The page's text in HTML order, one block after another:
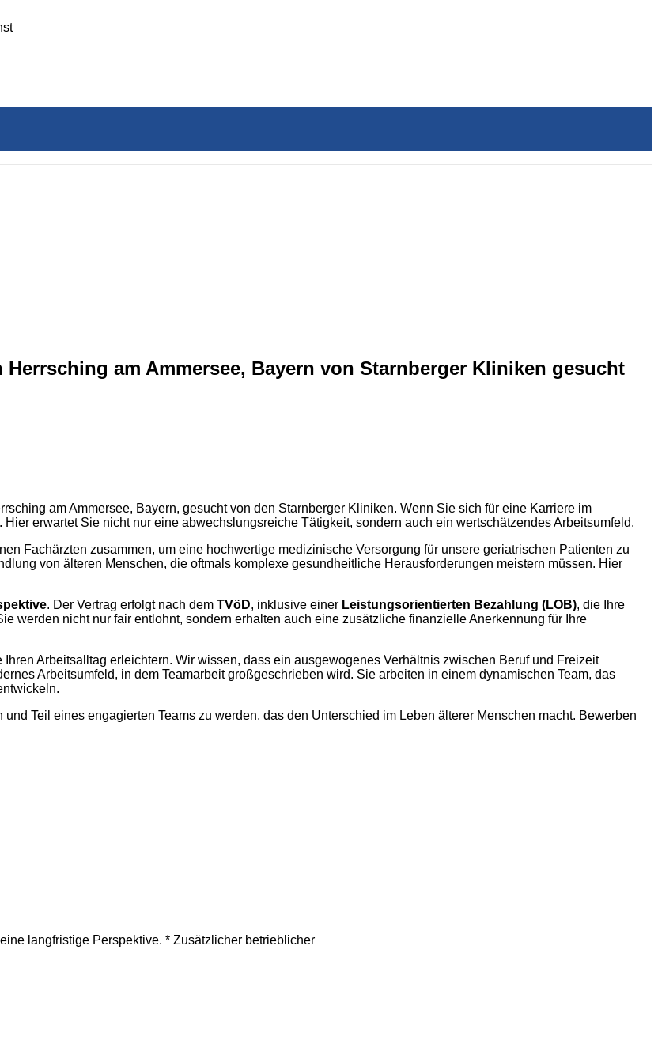
am Ammersee, Bayern von Starnberger Kliniken gesucht
am Ammersee, Bayern, gesucht von den Starnberger Kliniken. Wenn Sie sich für eine Karriere im
erwartet Sie nicht nur eine abwechslungsreiche Tätigkeit, sondern auch ein wertschätzendes Arbeitsumfeld.
Fachärzten zusammen, um eine hochwertige medizinische Versorgung für unsere geriatrischen Patienten zu
von älteren Menschen, die oftmals komplexe gesundheitliche Herausforderungen meistern müssen. Hier
. Der Vertrag erfolgt nach dem TVöD, inklusive einer Leistungsorientierten Bezahlung (LOB), die Ihre
werden nicht nur fair entlohnt, sondern erhalten auch eine zusätzliche finanzielle Anerkennung für Ihre
Arbeitsalltag erleichtern. Wir wissen, dass ein ausgewogenes Verhältnis zwischen Beruf und Freizeit
Arbeitsumfeld, in dem Teamarbeit großgeschrieben wird. Sie arbeiten in einem dynamischen Team, das
Teil eines engagierten Teams zu werden, das den Unterschied im Leben älterer Menschen macht. Bewerben
langfristige Perspektive. * Zusätzlicher betrieblicher